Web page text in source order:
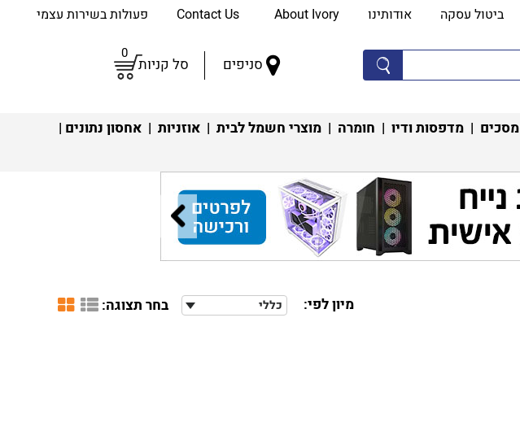
ביטול עסקה אודותינו About Ivory פעולות בשירות עצמי
סניפים סל קניות
0
מסכים | מדפסות ודיו | חומרה | מוצרי חשמל לבית | אוזניות | אחסון נתונים |
מיון לפי: כללי בחר תצוגה: